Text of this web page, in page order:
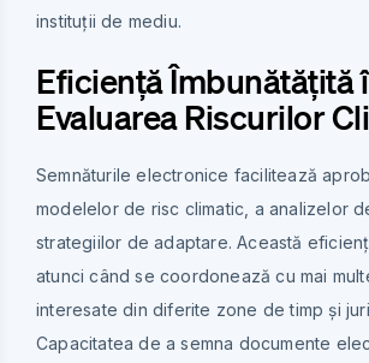
instituții de mediu.
Eficiență Îmbunătățită
Evaluarea Riscurilor
Semnăturile electronice facilitează
modelelor de risc climatic, a analizelor
strategiilor de adaptare. Această
atunci când se coordonează cu mai
interesate din diferite zone de timp și
Capacitatea de a semna documente